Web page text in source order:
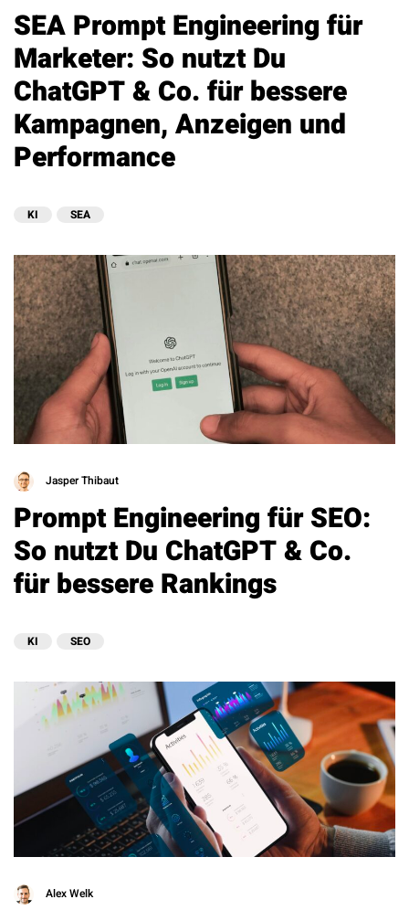
SEA Prompt Engineering für
Marketer: So nutzt Du
ChatGPT & Co. für bessere
Kampagnen, Anzeigen und
Performance
KI SEA
Jasper Thibaut
Prompt Engineering für SEO:
So nutzt Du ChatGPT & Co.
für bessere Rankings
KI SEO
Alex Welk